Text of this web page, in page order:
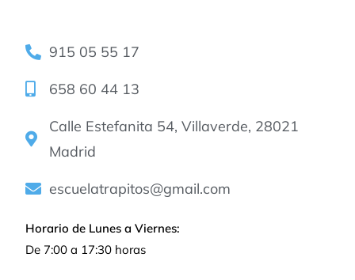
915 05 55 17
658 60 44 13
Calle Estefanita 54, Villaverde, 28021
Madrid
escuelatrapitos@gmail.com
Horario de Lunes a Viernes:
De 7:00 a 17:30 horas